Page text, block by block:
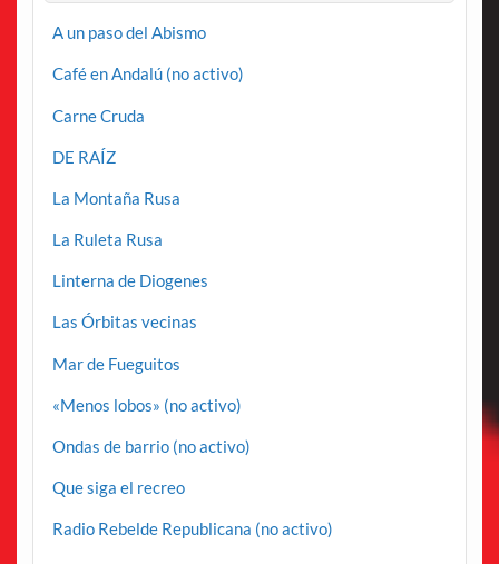
A un paso del Abismo
Café en Andalú (no activo)
Carne Cruda
DE RAÍZ
La Montaña Rusa
La Ruleta Rusa
Linterna de Diogenes
Las Órbitas vecinas
Mar de Fueguitos
«Menos lobos» (no activo)
Ondas de barrio (no activo)
Que siga el recreo
Radio Rebelde Republicana (no activo)